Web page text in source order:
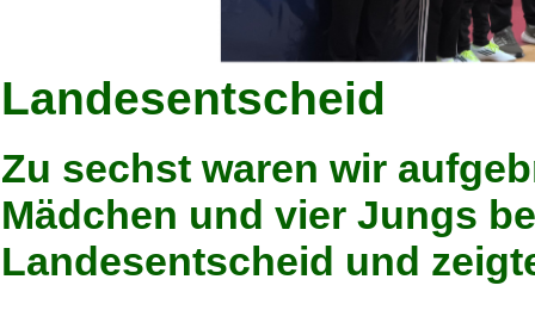
Landesentscheid
Zu sechst waren wir
Mädchen und vier Jungs
Landesentscheid und